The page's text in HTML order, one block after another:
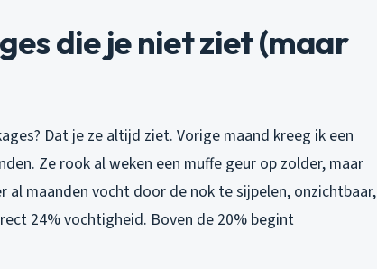
die je niet ziet (maar
Dat je ze altijd ziet. Vorige maand kreeg ik een
Ze rook al weken een muffe geur op zolder, maar
al maanden vocht door de nok te sijpelen, onzichtbaar,
24% vochtigheid. Boven de 20% begint